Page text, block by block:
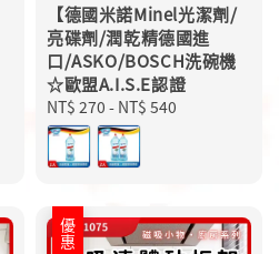
【德國米諾Minel光潔劑/
亮碟劑/潤乾精德國進
口/ASKO/BOSCH洗碗機
☆歐盟A.I.S.E認證
Regular
price
NT$ 270 - NT$ 540
優惠